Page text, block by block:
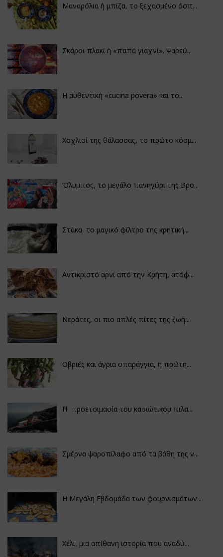
Μαναρόλια ή μπίζα, το ξεχασμένο όσπ...
Σκάροι πλακί ή «παπά γιαχνί». Ψαρεύ...
Η αυθεντική «cucina povera» και το...
Χοχλιοί της θάλασσας, το πρώτο κόσμ...
Όλυμπος, το μεγάλο πανηγύρι της Βρο...
Στάκα, το μαγικό φίλτρο της κρητική...
Αντικριστό αρνί από την Κρήτη, ατόφ...
Νεράτες, οι πιο απλές πίτες της ζωή...
Οβριές και άγρια σπαράγγια, η πρώτη...
Η προετοιμασία του κασιώτικου πιλα...
Σμέρνα ψαροπίλαφο από τα βάθη της ν...
Η Μεγάλη Εβδομάδα των φουρνισμάτων...
Χέλι, μια απίθανη ιστορία που αναδύ...